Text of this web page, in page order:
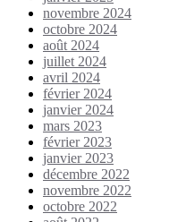
novembre 2024
octobre 2024
août 2024
juillet 2024
avril 2024
février 2024
janvier 2024
mars 2023
février 2023
janvier 2023
décembre 2022
novembre 2022
octobre 2022